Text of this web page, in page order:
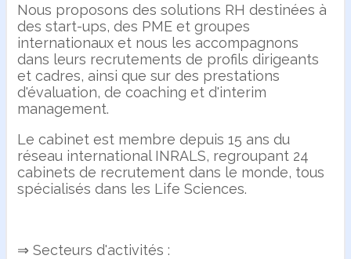
Nous proposons des solutions RH destinées à
des start-ups, des PME et groupes
internationaux et nous les accompagnons
dans leurs recrutements de profils dirigeants
et cadres, ainsi que sur des prestations
d'évaluation, de coaching et d'interim
management.
Le cabinet est membre depuis 15 ans du
réseau international INRALS, regroupant 24
cabinets de recrutement dans le monde, tous
spécialisés dans les Life Sciences.
⇒ Secteurs d'activités :